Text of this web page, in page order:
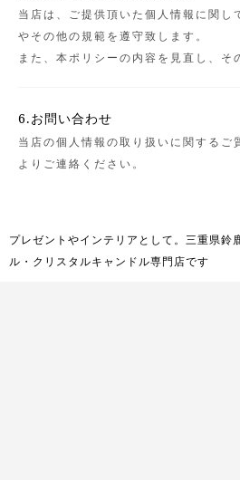
当店は、ご提供頂いた個人情報に関し
やその他の規範を遵守致します。
また、本ポリシーの内容を見直し、そ
6.お問い合わせ
当店の個人情報の取り扱いに関するご
よりご連絡ください。
プレゼントやインテリアとして。三重県鈴
ル・クリスタルキャンドル専門店です